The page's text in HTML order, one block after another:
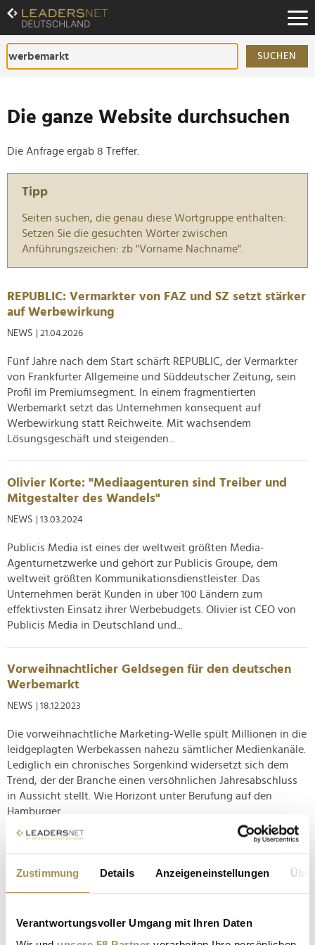
Zustimmung Details Anzeigeneinstellungen
Verantwortungsvoller Umgang mit Ihren Daten
Zum
Inhalt
Zur
Fußzeilen-
Navigation
SUCHEN
Die ganze Website durchsuchen
Die Anfrage ergab 8 Treffer.
Tipp
Seiten suchen, die genau diese Wortgruppe enthalten:
Setzen Sie die gesuchten Wörter zwischen
Anführungszeichen: zb "Vorname Nachname".
REPUBLIC: Vermarkter von FAZ und SZ setzt stärker
auf Werbewirkung
NEWS | 21.04.2026
Fünf Jahre nach dem Start schärft REPUBLIC, der Vermarkter
von Frankfurter Allgemeine und Süddeutscher Zeitung, sein
Profil im Premiumsegment. In einem fragmentierten
Werbemarkt setzt das Unternehmen konsequent auf
Werbewirkung statt Reichweite. Mit wachsendem
Lösungsgeschäft und steigenden...
Olivier Korte: "Mediaagenturen sind Treiber und
Mitgestalter des Wandels"
NEWS | 13.03.2024
Publicis Media ist eines der weltweit größten Media-
Agenturnetzwerke und gehört zur Publicis Groupe, dem
weltweit größten Kommunikationsdienstleister. Das
Unternehmen berät Kunden in über 100 Ländern zum
effektivsten Einsatz ihrer Werbebudgets. Olivier ist CEO von
Publicis Media in Deutschland und...
Vorweihnachtlicher Geldsegen für den deutschen
Werbemarkt
NEWS | 18.12.2023
Die vorweihnachtliche Marketing-Welle spült Millionen in die
leidgeplagten Werbekassen nahezu sämtlicher Medienkanäle.
Lediglich ein chronisches Sorgenkind widersetzt sich dem
Trend, der der Branche einen versöhnlichen Jahresabschluss
in Aussicht stellt. Wie Horizont unter Berufung auf den
Hamburger...
"Dentsu Ad Spend Report": Deutscher Werbemarkt
2023 leicht im Plus
NEWS | 31.05.2023
Global stehen die Zeichen auf Wachstum. Dentsu hat seinen